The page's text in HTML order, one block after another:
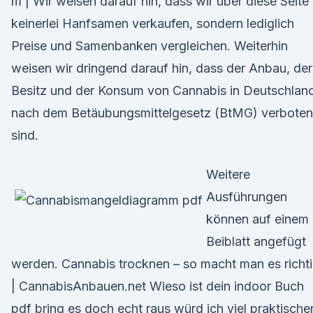
keinerlei Hanfsamen verkaufen, sondern lediglich
Preise und Samenbanken vergleichen. Weiterhin
weisen wir dringend darauf hin, dass der Anbau, der
Besitz und der Konsum von Cannabis in
nach dem Betäubungsmittelgesetz (BtMG) verboten
sind.
Weitere
Ausführungen
können auf einem
Beiblatt angefügt
werden. Cannabis trocknen – so macht man es
| CannabisAnbauen.net Wieso ist dein indoor Buch
pdf bring es doch echt raus würd ich viel